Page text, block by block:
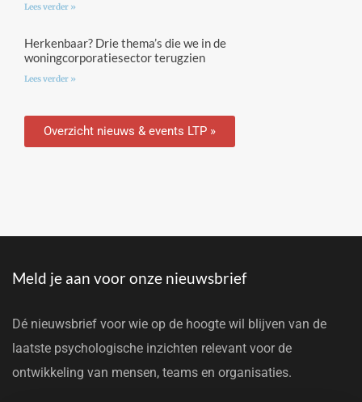
Lees verder »
Herkenbaar? Drie thema’s die we in de
woningcorporatiesector terugzien
Lees verder »
Overzicht nieuws & events LTP »
Meld je aan voor onze nieuwsbrief
Dé nieuwsbrief voor wie op de hoogte wil blijven van de
laatste psychologische inzichten relevant voor de
ontwikkeling van mensen, teams en organisaties.